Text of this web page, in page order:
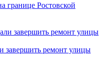
границе Ростовской
завершить ремонт улицы